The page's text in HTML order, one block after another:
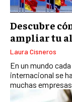
Descubre
ampliar tu
Laura Cisneros
En un mundo
internacional se
muchas